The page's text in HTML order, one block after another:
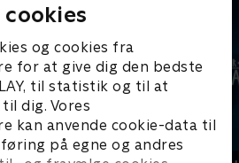
og cookies fra
for at give dig den bedste
til statistik og til at
dig. Vores
kan anvende cookie-data til
på egne og andres